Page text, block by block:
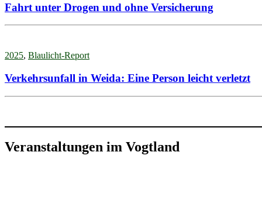
Fahrt unter Drogen und ohne Versicherung
2025, Blaulicht-Report
Verkehrsunfall in Weida: Eine Person leicht verletzt
Veranstaltungen im Vogtland